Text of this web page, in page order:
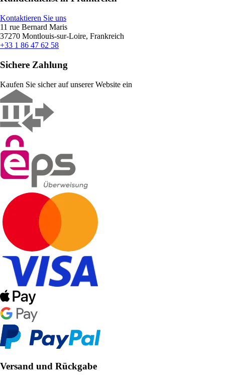
Kontaktieren Sie uns
11 rue Bernard Maris
37270 Montlouis-sur-Loire, Frankreich
+33 1 86 47 62 58
Sichere Zahlung
Kaufen Sie sicher auf unserer Website ein
Versand und Rückgabe